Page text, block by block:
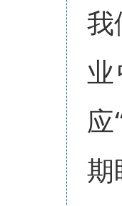
我
应
期